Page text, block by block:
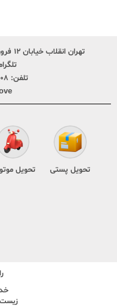
تهران انقلاب خیابان ۱۲ فروردین پایین تر از وحید نظری پلاک ۲۴۹
تلفن:
تحویل پستی تحویل
زیست